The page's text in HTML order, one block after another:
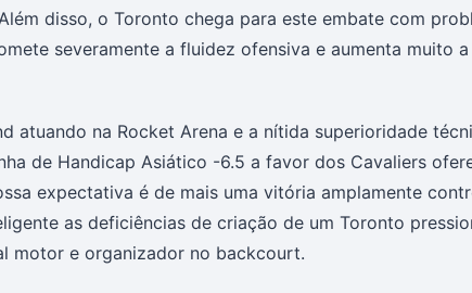
disso, o Toronto chega para este embate com
severamente a fluidez ofensiva e aumenta muito a
atuando na Rocket Arena e a nítida superioridade
de Handicap Asiático -6.5 a favor dos Cavaliers
expectativa é de mais uma vitória amplamente
as deficiências de criação de um Toronto
motor e organizador no backcourt.